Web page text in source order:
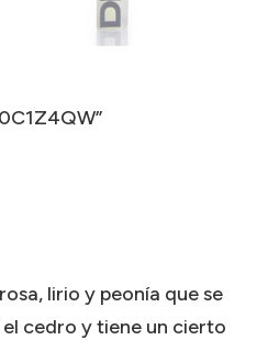
lirio y peonía que se
cedro y tiene un cierto